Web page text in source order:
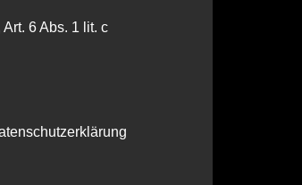
6 Abs. 1 lit. c